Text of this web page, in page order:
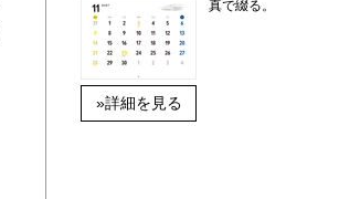
»詳細を見る
真で綴る。